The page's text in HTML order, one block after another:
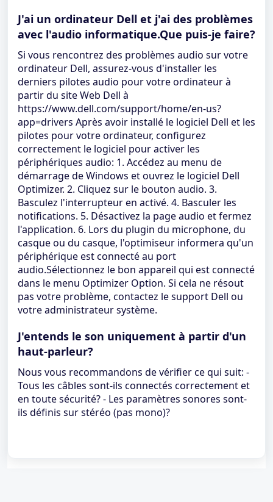
J'ai un ordinateur Dell et j'ai des problèmes
avec l'audio informatique.Que puis-je faire?
Si vous rencontrez des problèmes audio sur votre
ordinateur Dell, assurez-vous d'installer les
derniers pilotes audio pour votre ordinateur à
partir du site Web Dell à
https://www.dell.com/support/home/en-us?
app=drivers Après avoir installé le logiciel Dell et les
pilotes pour votre ordinateur, configurez
correctement le logiciel pour activer les
périphériques audio: 1. Accédez au menu de
démarrage de Windows et ouvrez le logiciel Dell
Optimizer. 2. Cliquez sur le bouton audio. 3.
Basculez l'interrupteur en activé. 4. Basculer les
notifications. 5. Désactivez la page audio et fermez
l'application. 6. Lors du plugin du microphone, du
casque ou du casque, l'optimiseur informera qu'un
périphérique est connecté au port
audio.Sélectionnez le bon appareil qui est connecté
dans le menu Optimizer Option. Si cela ne résout
pas votre problème, contactez le support Dell ou
votre administrateur système.
J'entends le son uniquement à partir d'un
haut-parleur?
Nous vous recommandons de vérifier ce qui suit: -
Tous les câbles sont-ils connectés correctement et
en toute sécurité? - Les paramètres sonores sont-
ils définis sur stéréo (pas mono)?